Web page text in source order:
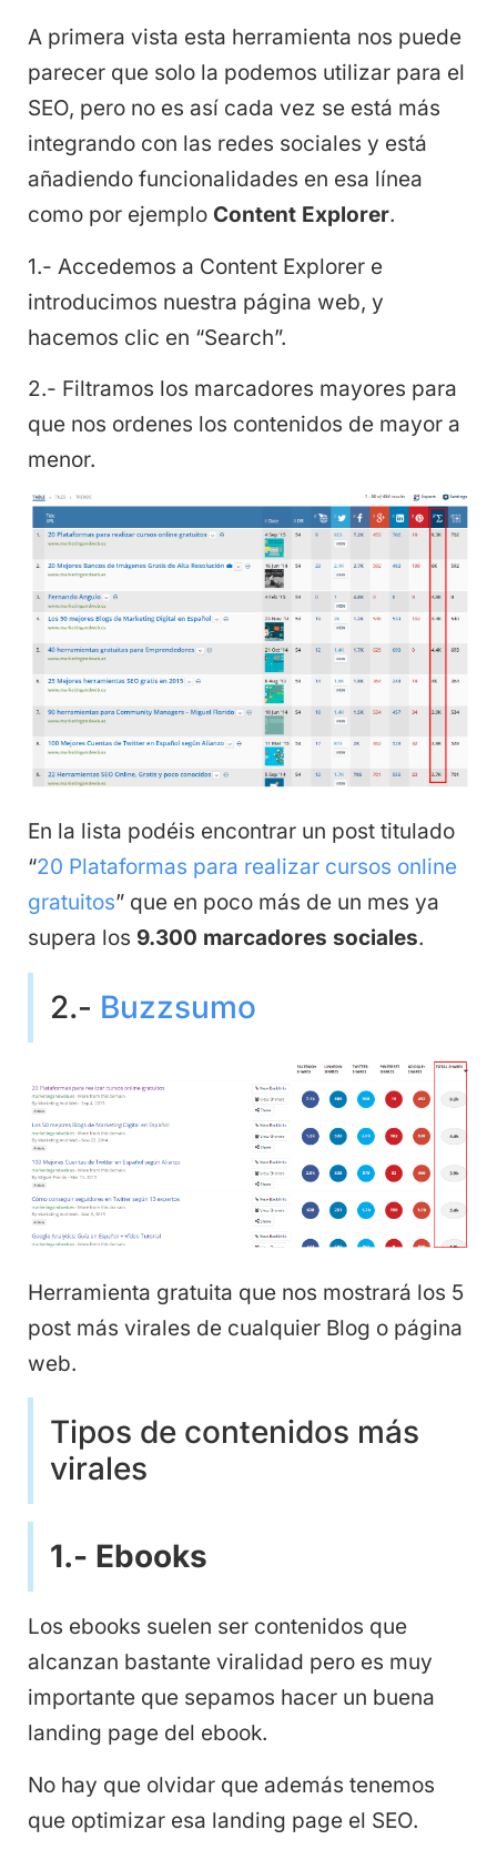
A primera vista esta herramienta nos puede
parecer que solo la podemos utilizar para el
SEO, pero no es así cada vez se está más
integrando con las redes sociales y está
añadiendo funcionalidades en esa línea
como por ejemplo Content Explorer.
1.- Accedemos a Content Explorer e
introducimos nuestra página web, y
hacemos clic en “Search”.
2.- Filtramos los marcadores mayores para
que nos ordenes los contenidos de mayor a
menor.
En la lista podéis encontrar un post titulado
“20 Plataformas para realizar cursos online
gratuitos” que en poco más de un mes ya
supera los 9.300 marcadores sociales.
2.- Buzzsumo
Herramienta gratuita que nos mostrará los 5
post más virales de cualquier Blog o página
web.
Tipos de contenidos más
virales
1.- Ebooks
Los ebooks suelen ser contenidos que
alcanzan bastante viralidad pero es muy
importante que sepamos hacer un buena
landing page del ebook.
No hay que olvidar que además tenemos
que optimizar esa landing page el SEO.